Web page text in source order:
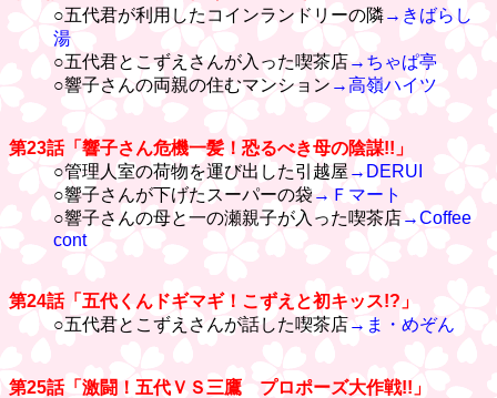
○五代君が利用したコインランドリーの隣→きばらし
湯
○五代君とこずえさんが入った喫茶店→ちゃぱ亭
○響子さんの両親の住むマンション →高嶺ハイツ
第23話「響子さん危機一髪！恐るべき母の陰謀!!」
○管理人室の荷物を運び出した引越屋 →DERUI
○響子さんが下げたスーパーの袋 →Ｆマート
○響子さんの母と一の瀬親子が入った喫茶店→Coffee
cont
第24話「五代くんドギマギ！こずえと初キッス!?」
○五代君とこずえさんが話した喫茶店→ま・めぞん
第25話「激闘！五代ＶＳ三鷹 プロポーズ大作戦!!」